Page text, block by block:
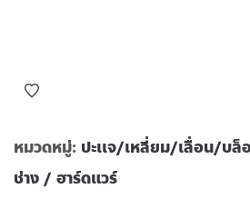
หมวดหมู่: ปะเเจ/เหลี่ยม/เลื่อน/บล็
ช่าง / ฮาร์ดแวร์